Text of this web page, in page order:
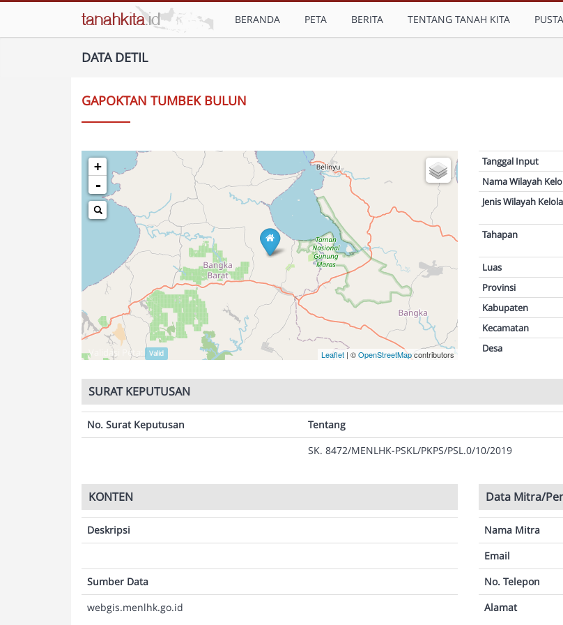
BERANDA PETA BERITA TENTANG TANAH KITA
DATA DETIL
GAPOKTAN TUMBEK BULUN
+
-
Leaflet | ©OpenStreetMapcontributors
Validasi Peta: Valid
Tanggal Input
Nama Wilayah
Jenis Wilayah Kelola
Tahapan
Luas
Provinsi
Kabupaten
Kecamatan
Desa
SURAT KEPUTUSAN
No. Surat Keputusan Tentang
SK. 8472/MENLHK-PSKL/PKPS/PSL.0/10/2019
KONTEN
Deskripsi
Sumber Data
webgis.menlhk.go.id
Data Mitra/
Nama Mitra
Email
No. Telepon
Alamat